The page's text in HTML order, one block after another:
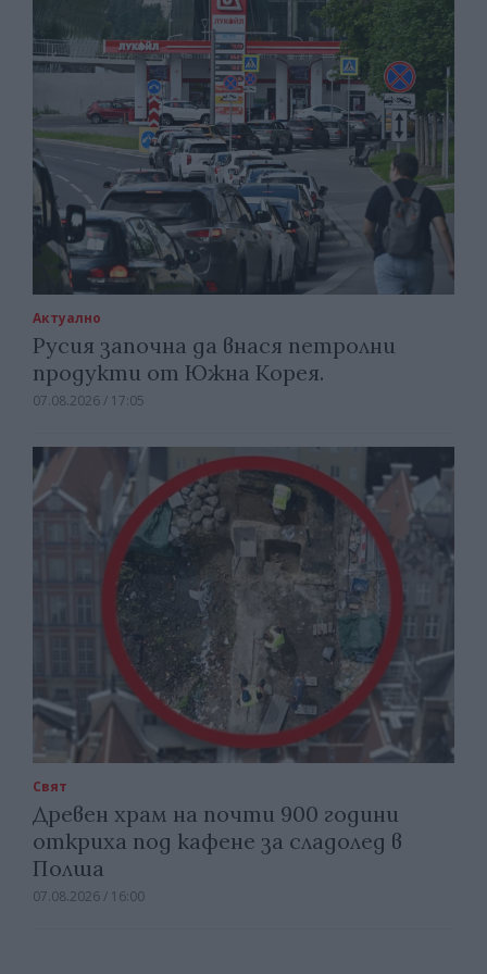
Актуално
Русия започна да внася петролни
продукти от Южна Корея.
07.08.2026 / 17:05
Свят
Древен храм на почти 900 години
откриха под кафене за сладолед в
Полша
07.08.2026 / 16:00